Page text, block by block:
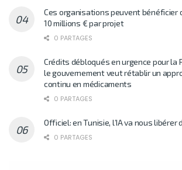
Ces organisations peuvent bénéficier
10 millions € par projet
0 PARTAGES
Crédits débloqués en urgence pour la
le gouvernement veut rétablir un
continu en médicaments
0 PARTAGES
Officiel: en Tunisie, l’IA va nous libérer
0 PARTAGES